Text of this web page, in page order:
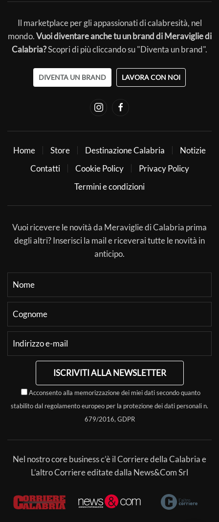
Il marketplace per gli appassionati di calabresità, nel
mondo.Vuoi diventare anche tu un brand di Meraviglie di
Calabria?Scopri di più cliccando su "Diventa un brand".
DIVENTA UN BRAND LAVORA CON NOI
Home Store Destinazione Calabria
Notizie
Contatti
Cookie Policy
Privacy Policy
Termini e condizioni
Vuoi ricevere le novità da Meraviglie di Calabria prima
degli altri? Inserisci la mail e riceverai tutte le novità in
anticipo.
ISCRIVITI ALLA NEWSLETTER
Acconsento alla memorizzazione dei miei dati secondo quanto
stabilito dal regolamento europeo per la protezione dei dati personali n.
679/2016, GDPR
Nel nostro core business c’è il Corriere della Calabria e
L’altro Corriere editate dalla News&Com Srl